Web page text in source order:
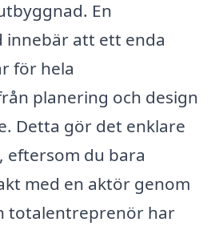
En
att ett enda
för hela
planering och design
Detta gör det enklare
eftersom du bara
med en aktör genom
totalentreprenör har